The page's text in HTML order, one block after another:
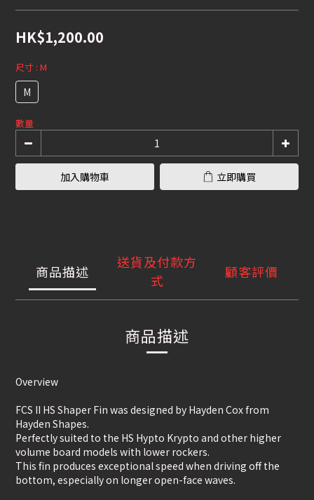
HK$1,200.00
尺寸 : M
M
數量
加入購物車 立即購買
商品描述
送貨及付款方
式
顧客評價
商品描述
Overview
FCS II HS Shaper Fin was designed by Hayden Cox from
Hayden Shapes.
Perfectly suited to the HS Hypto Krypto and other higher
volume board models with lower rockers.
This fin produces exceptional speed when driving off the
bottom, especially on longer open-face waves.